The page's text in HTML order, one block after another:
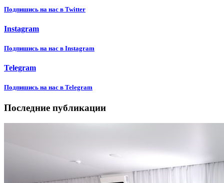
Подпишиcь на нас в Twitter
Instagram
Подпишиcь на нас в Instagram
Telegram
Подпишиcь на нас в Telegram
Последние публикации